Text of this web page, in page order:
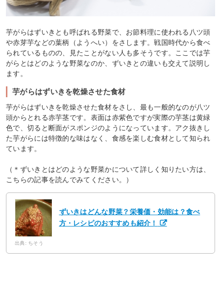
芋がらはずいきとも呼ばれる野菜で、お節料理に使われる八ツ頭
や赤芽芋などの葉柄（ようへい）をさします。戦国時代から食べ
られているものの、見たことがない人も多そうです。ここでは芋
がらとはどのような野菜なのか、ずいきとの違いも交えて説明し
ます。
芋がらはずいきを乾燥させた食材
芋がらはずいきを乾燥させた食材をさし、最も一般的なのが八ツ
頭からとれる赤芋茎です。表面は赤紫色ですが実際の芋茎は黄緑
色で、切ると断面がスポンジのようになっています。アク抜きし
た芋がらには特徴的な味はなく、食感を楽しむ食材として知られ
ています。
（＊ずいきとはどのような野菜かについて詳しく知りたい方は、
こちらの記事を読んでみてください。）
ずいきはどんな野菜？栄養価・効能は？食べ
方・レシピのおすすめも紹介！
出典: ちそう